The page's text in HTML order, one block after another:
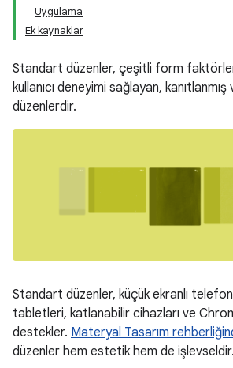
Uygulama
Ek kaynaklar
Standart düzenler, çeşitli form
kullanıcı deneyimi sağlayan,
düzenlerdir.
Standart düzenler, küçük ekranlı
tabletleri, katlanabilir cihazları ve
destekler. Materyal Tasarım
düzenler hem estetik hem de işlevseldir.